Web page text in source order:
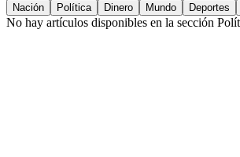
Nación Política Dinero Mundo Deportes
No hay artículos disponibles en la sección